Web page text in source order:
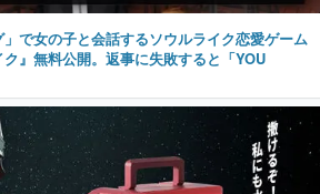
」で女の子と会話するソウルライク恋愛ゲーム
ク』無料公開。返事に失敗すると「YOU